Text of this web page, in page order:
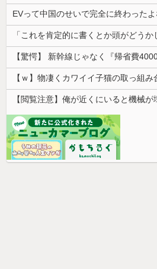
EVって中国のせいで完全に終わったよ
【ｗ】物凄くカワイイ子猫の取っ組み
【閲覧注意】俺が近くにいると機械が